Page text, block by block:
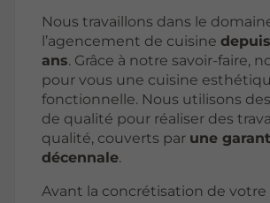
Nous travaillons dans le
l’agencement de cuisine
ans. Grâce à notre savoir-faire,
pour vous une cuisine
fonctionnelle. Nous utilisons
de qualité pour réaliser des
qualité, couverts par une
décennale.
Avant la concrétisation de votre